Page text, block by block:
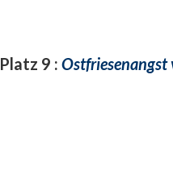
Platz 9 : Ostfriesenangst